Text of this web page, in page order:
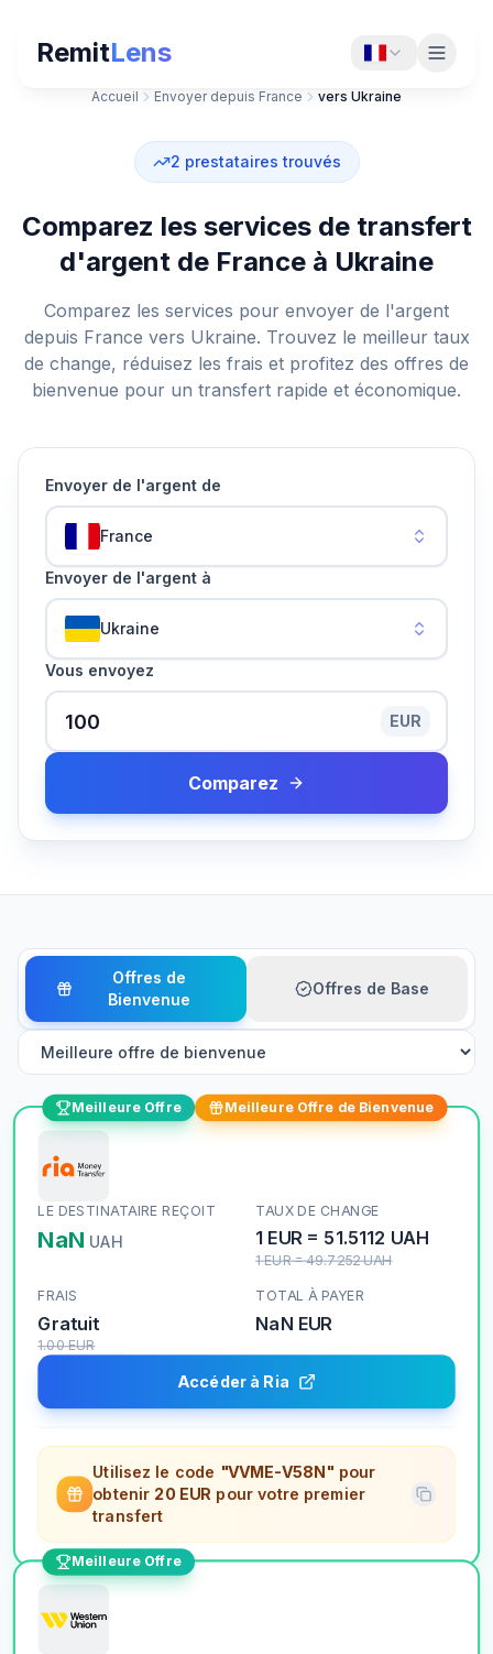
RemitLens
Accueil Envoyer depuis France vers Ukraine
2 prestataires trouvés
Comparez les services de transfert
d'argent de France à Ukraine
Comparez les services pour envoyer de l'argent
depuis France vers Ukraine. Trouvez le meilleur taux
de change, réduisez les frais et profitez des offres de
bienvenue pour un transfert rapide et économique.
Envoyer de l'argent de
France
Envoyer de l'argent à
Ukraine
Vous envoyez
EUR
Comparez
Offres de
Bienvenue
Offres de Base
Meilleure Offre Meilleure Offre de Bienvenue
LE DESTINATAIRE REÇOIT
NaN UAH
TAUX DE CHANGE
1 EUR= 51.5112 UAH
1EUR=49.7252UAH
FRAIS
Gratuit
1.00EUR
TOTAL À PAYER
NaN EUR
Accéder à Ria
Utilisez le code "VVME-V58N" pour
obtenir 20 EUR pour votre premier
transfert
Meilleure Offre